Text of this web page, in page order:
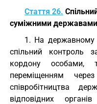
Стаття 26.
суміжними державами
1. На державному
спільний контроль
кордону особами,
переміщенням
співробітництва
відповідних